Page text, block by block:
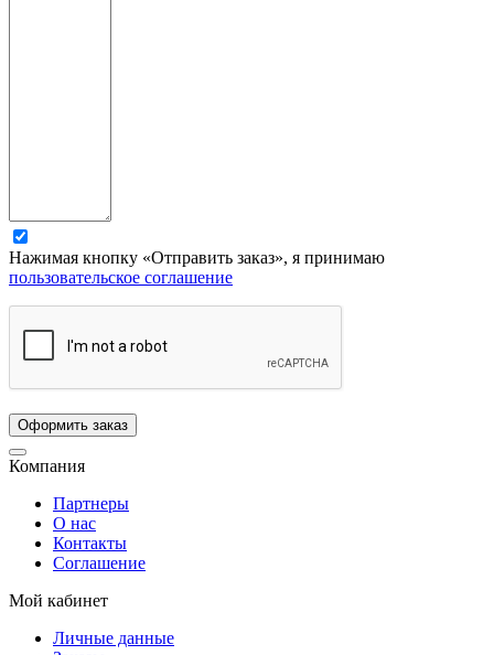
Нажимая кнопку «Отправить заказ», я принимаю
пользовательское соглашение
Компания
Партнеры
О нас
Контакты
Соглашение
Мой кабинет
Личные данные